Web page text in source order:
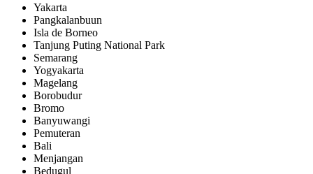
Yakarta
Pangkalanbuun
Isla de Borneo
Tanjung Puting National Park
Semarang
Yogyakarta
Magelang
Borobudur
Bromo
Banyuwangi
Pemuteran
Bali
Menjangan
Bedugul